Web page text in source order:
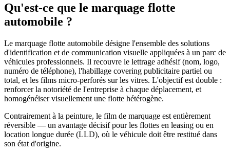
Qu'est-ce que le marquage flotte
automobile ?
Le marquage flotte automobile désigne l'ensemble des solutions
d'identification et de communication visuelle appliquées à un parc de
véhicules professionnels. Il recouvre le lettrage adhésif (nom, logo,
numéro de téléphone), l'habillage covering publicitaire partiel ou
total, et les films micro-perforés sur les vitres. L'objectif est double :
renforcer la notoriété de l'entreprise à chaque déplacement, et
homogénéiser visuellement une flotte hétérogène.
Contrairement à la peinture, le film de marquage est entièrement
réversible — un avantage décisif pour les flottes en leasing ou en
location longue durée (LLD), où le véhicule doit être restitué dans
son état d'origine.